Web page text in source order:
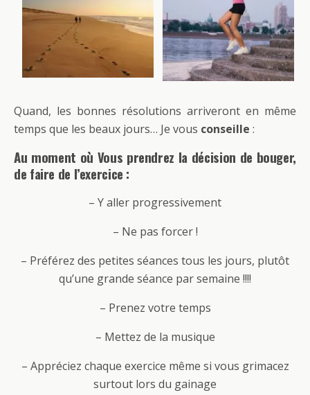
Quand, les bonnes résolutions arriveront en même
temps que les beaux jours… Je vous conseille :
Au moment où Vous prendrez la décision de bouger,
de faire de l’exercice :
– Y aller progressivement
– Ne pas forcer !
– Préférez des petites séances tous les jours, plutôt
qu’une grande séance par semaine !!!!
– Prenez votre temps
– Mettez de la musique
– Appréciez chaque exercice même si vous grimacez
surtout lors du gainage